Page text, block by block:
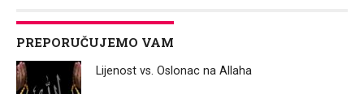
PREPORUČUJEMO VAM
Lijenost vs. Oslonac na Allaha